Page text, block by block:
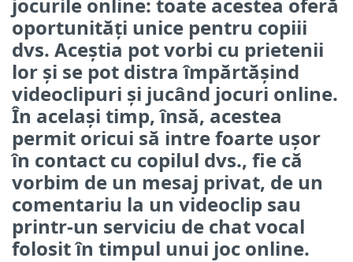
oportunități unice pentru copiii
dvs. Aceștia pot vorbi cu prietenii
lor și se pot distra împărtășind
videoclipuri și jucând jocuri online.
În același timp, însă, acestea
permit oricui să intre foarte ușor
în contact cu copilul dvs., fie că
vorbim de un mesaj privat, de un
comentariu la un videoclip sau
printr-un serviciu de chat vocal
folosit în timpul unui joc online.